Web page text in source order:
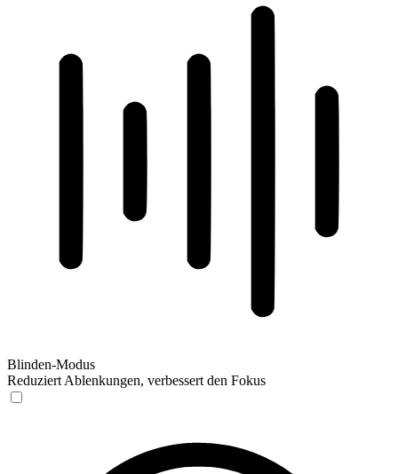
Blinden-Modus
Reduziert Ablenkungen, verbessert den Fokus